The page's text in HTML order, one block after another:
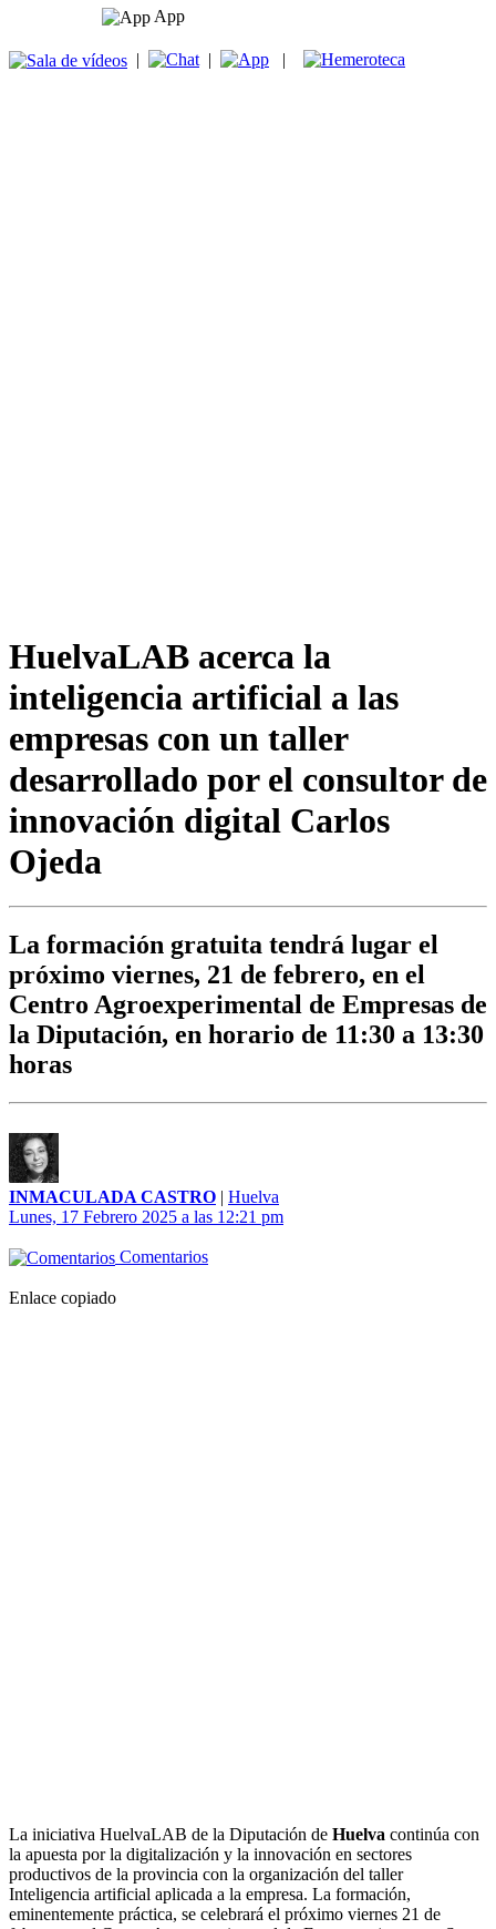
App
| | |
HuelvaLAB acerca la
inteligencia artificial a las
empresas con un taller
desarrollado por el consultor de
innovación digital Carlos
Ojeda
La formación gratuita tendrá lugar el
próximo viernes, 21 de febrero, en el
Centro Agroexperimental de Empresas de
la Diputación, en horario de 11:30 a 13:30
horas
INMACULADA CASTRO | Huelva
Lunes, 17 Febrero 2025 a las 12:21 pm
Comentarios
Enlace copiado
La iniciativa HuelvaLAB de la Diputación de Huelva continúa con
la apuesta por la digitalización y la innovación en sectores
productivos de la provincia con la organización del taller
Inteligencia artificial aplicada a la empresa. La formación,
eminentemente práctica, se celebrará el próximo viernes 21 de